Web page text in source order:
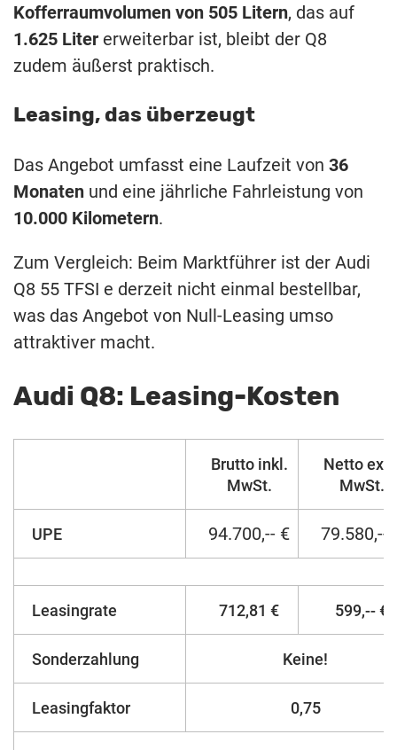
Kofferraumvolumen von 505 Litern, das auf
1.625 Liter erweiterbar ist, bleibt der Q8
zudem äußerst praktisch.
Leasing, das überzeugt
Das Angebot umfasst eine Laufzeit von 36
Monaten und eine jährliche Fahrleistung von
10.000 Kilometern.
Zum Vergleich: Beim Marktführer ist der Audi
Q8 55 TFSI e derzeit nicht einmal bestellbar,
was das Angebot von Null-Leasing umso
attraktiver macht.
Audi Q8: Leasing-Kosten
Brutto inkl.
MwSt.
Netto
MwSt.
UPE 94.700,-- € 79.580,--
Leasingrate 712,81 € 599,-- €
Sonderzahlung Keine!
Leasingfaktor 0,75